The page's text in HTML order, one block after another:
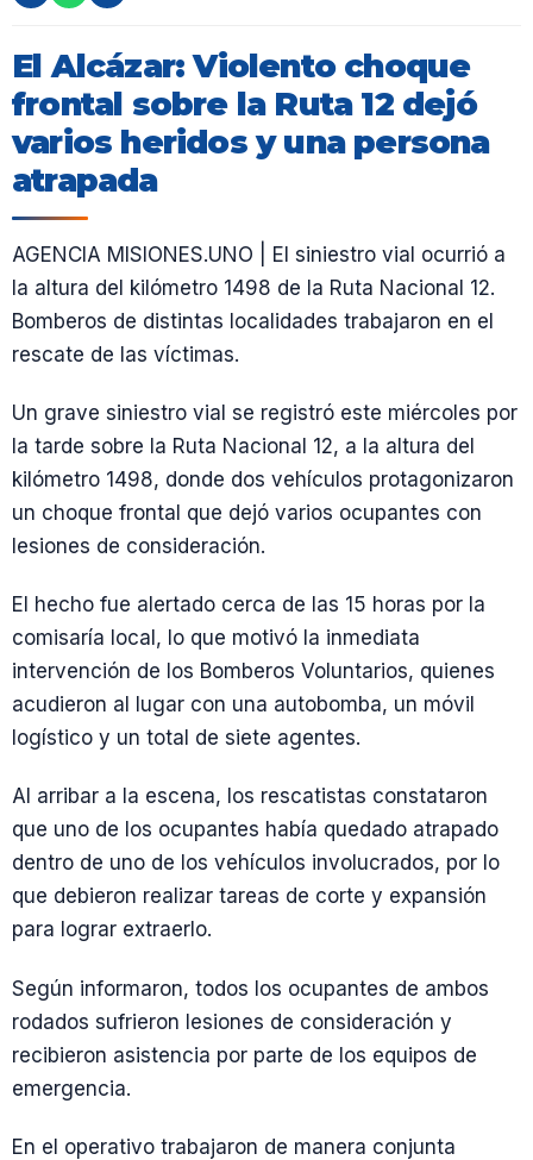
El Alcázar: Violento choque
frontal sobre la Ruta 12 dejó
varios heridos y una persona
atrapada
AGENCIA MISIONES.UNO | El siniestro vial ocurrió a
la altura del kilómetro 1498 de la Ruta Nacional 12.
Bomberos de distintas localidades trabajaron en el
rescate de las víctimas.
Un grave siniestro vial se registró este miércoles por
la tarde sobre la Ruta Nacional 12, a la altura del
kilómetro 1498, donde dos vehículos protagonizaron
un choque frontal que dejó varios ocupantes con
lesiones de consideración.
El hecho fue alertado cerca de las 15 horas por la
comisaría local, lo que motivó la inmediata
intervención de los Bomberos Voluntarios, quienes
acudieron al lugar con una autobomba, un móvil
logístico y un total de siete agentes.
Al arribar a la escena, los rescatistas constataron
que uno de los ocupantes había quedado atrapado
dentro de uno de los vehículos involucrados, por lo
que debieron realizar tareas de corte y expansión
para lograr extraerlo.
Según informaron, todos los ocupantes de ambos
rodados sufrieron lesiones de consideración y
recibieron asistencia por parte de los equipos de
emergencia.
En el operativo trabajaron de manera conjunta